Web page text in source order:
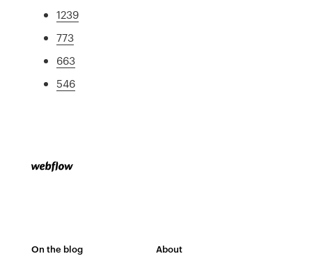
1239
773
663
546
On the blog About